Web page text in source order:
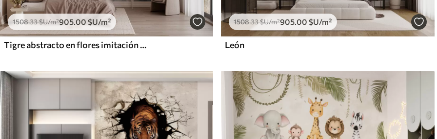
1508.33$U/m²905 .00 $U/m²
Tigre abstracto en flores imitación acuarela
1508.33$U/m²905 .00 $U/m²
León